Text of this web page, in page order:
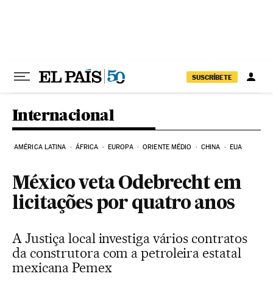
SUSCRÍBETE
Internacional
AMÉRICA LATINA ÁFRICA EUROPA ORIENTE MÉDIO CHINA EUA
México veta Odebrecht em
licitações por quatro anos
A Justiça local investiga vários contratos
da construtora com a petroleira estatal
mexicana Pemex